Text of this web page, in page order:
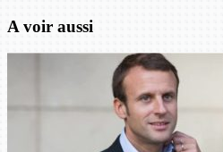
A voir aussi